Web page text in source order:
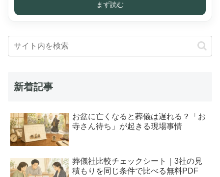
まず読む
新着記事
お盆に亡くなると葬儀は遅れる？「お
寺さん待ち」が起きる現場事情
葬儀社比較チェックシート｜3社の見
積もりを同じ条件で比べる無料PDF